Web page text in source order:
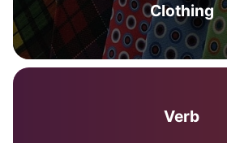
Clothing
Verb